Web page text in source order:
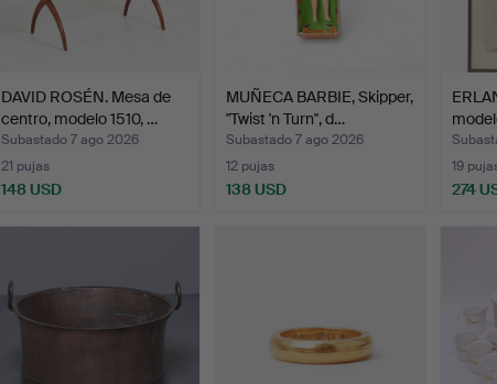
DAVID ROSÉN. Mesa de
centro, modelo 1510, …
Subastado 7 ago 2026
21 pujas
148 USD
MUÑECA BARBIE, Skipper,
"Twist 'n Turn", d…
Subastado 7 ago 2026
12 pujas
138 USD
sob…
19
274